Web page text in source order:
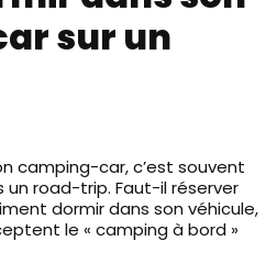
sur un
camping-car, c’est souvent
road-trip. Faut-il réserver
dormir dans son véhicule,
le « camping à bord »